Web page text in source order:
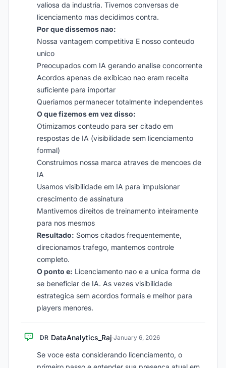
valiosa da industria. Tivemos conversas de
licenciamento mas decidimos contra.
Por que dissemos nao:
Nossa vantagem competitiva E nosso conteudo
unico
Preocupados com IA gerando analise concorrente
Acordos apenas de exibicao nao eram receita
suficiente para importar
Queriamos permanecer totalmente independentes
O que fizemos em vez disso:
Otimizamos conteudo para ser citado em
respostas de IA (visibilidade sem licenciamento
formal)
Construimos nossa marca atraves de mencoes de
IA
Usamos visibilidade em IA para impulsionar
crescimento de assinatura
Mantivemos direitos de treinamento inteiramente
para nos mesmos
Resultado: Somos citados frequentemente,
direcionamos trafego, mantemos controle
completo.
O ponto e: Licenciamento nao e a unica forma de
se beneficiar de IA. As vezes visibilidade
estrategica sem acordos formais e melhor para
players menores.
DR DataAnalytics_Raj·January 6, 2026
Se voce esta considerando licenciamento, o